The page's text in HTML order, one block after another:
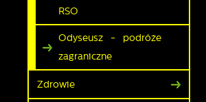
RSO
Odyseusz - podróże
zagraniczne
Zdrowie